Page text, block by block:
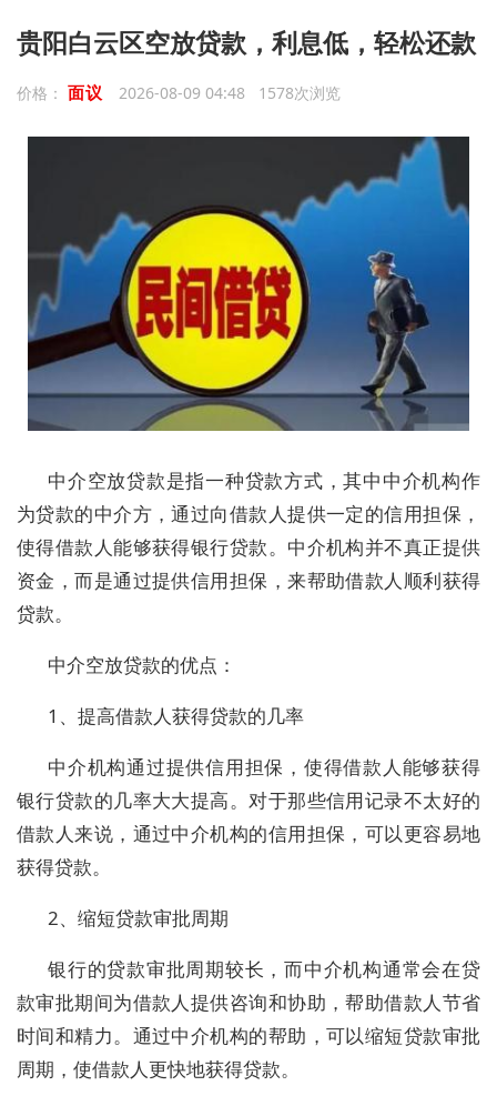
贵阳白云区空放贷款，利息低，轻松还款
价格： 面议 2026-08-09 04:48 1578次浏览
中介空放贷款是指一种贷款方式，其中中介机构作
为贷款的中介方，通过向借款人提供一定的信用担保，
使得借款人能够获得银行贷款。中介机构并不真正提供
资金，而是通过提供信用担保，来帮助借款人顺利获得
贷款。
中介空放贷款的优点：
1、提高借款人获得贷款的几率
中介机构通过提供信用担保，使得借款人能够获得
银行贷款的几率大大提高。对于那些信用记录不太好的
借款人来说，通过中介机构的信用担保，可以更容易地
获得贷款。
2、缩短贷款审批周期
银行的贷款审批周期较长，而中介机构通常会在贷
款审批期间为借款人提供咨询和协助，帮助借款人节省
时间和精力。通过中介机构的帮助，可以缩短贷款审批
周期，使借款人更快地获得贷款。